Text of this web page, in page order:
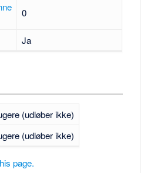
0
Ja
(udløber ikke)
(udløber ikke)
page.